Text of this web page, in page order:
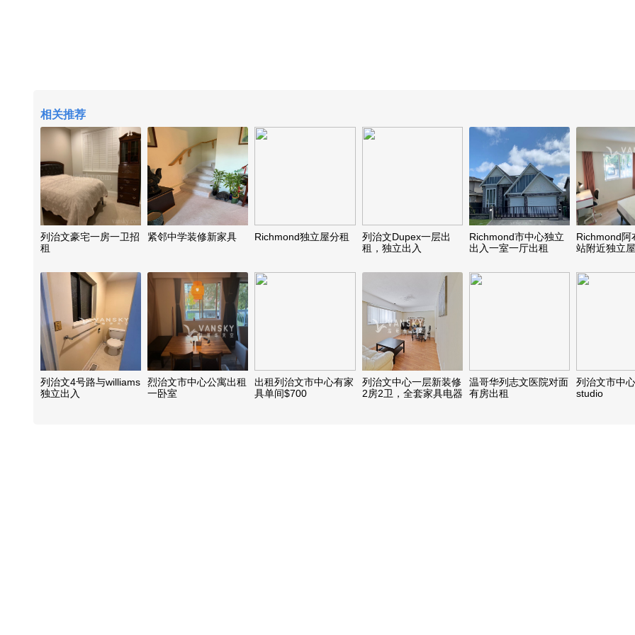
相关推荐
列治文豪宅一房一卫招
租
紧邻中学装修新家具 Richmond独立屋分租
列治文Dupex一层出
租，独立出入
Richmond市中心独立
出入一室一厅出租
Richmond阿
站附近独立
全，马上入
列治文4号路与williams
独立出入
烈治文市中心公寓出租
一卧室
出租列治文市中心有家
具单间$700
列治文中心一层新装修
2房2卫，全套家具电器
温哥华列志文医院对面
有房出租
列治文市中
studio